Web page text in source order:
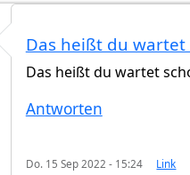
nichts gehört…vonFB
Das heißt du
Das heißt du wartet
Antworten
Do. 15 Sep 2022 - 15:24 Link